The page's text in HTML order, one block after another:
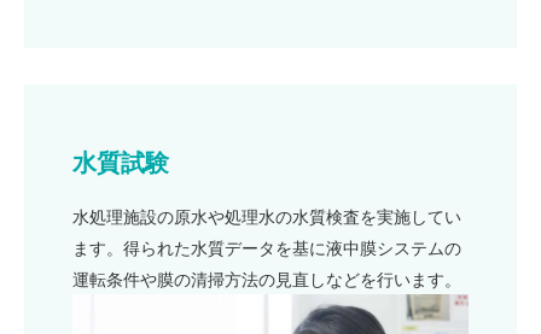
水質試験
水処理施設の原水や処理水の水質検査を実施してい
ます。得られた水質データを基に液中膜システムの
運転条件や膜の清掃方法の見直しなどを行います。